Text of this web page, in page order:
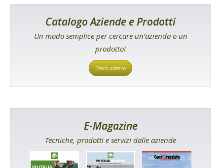
Catalogo Aziende e Prodotti
Un modo semplice per cercare un’azienda o un
prodotto!
Cerca adesso
E-Magazine
Tecniche, prodotti e servizi dalle aziende